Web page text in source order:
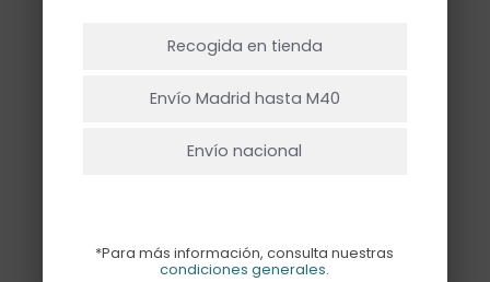
HELIO
9,50€
Recogida en tienda
Envío Madrid hasta M40
Envío nacional
*Para más información, consulta nuestras
condiciones generales.